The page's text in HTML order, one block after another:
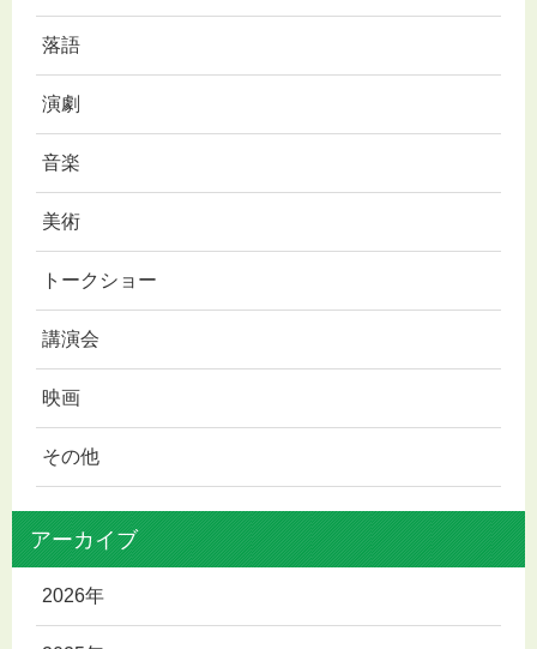
落語
演劇
音楽
美術
トークショー
講演会
映画
その他
アーカイブ
2026年